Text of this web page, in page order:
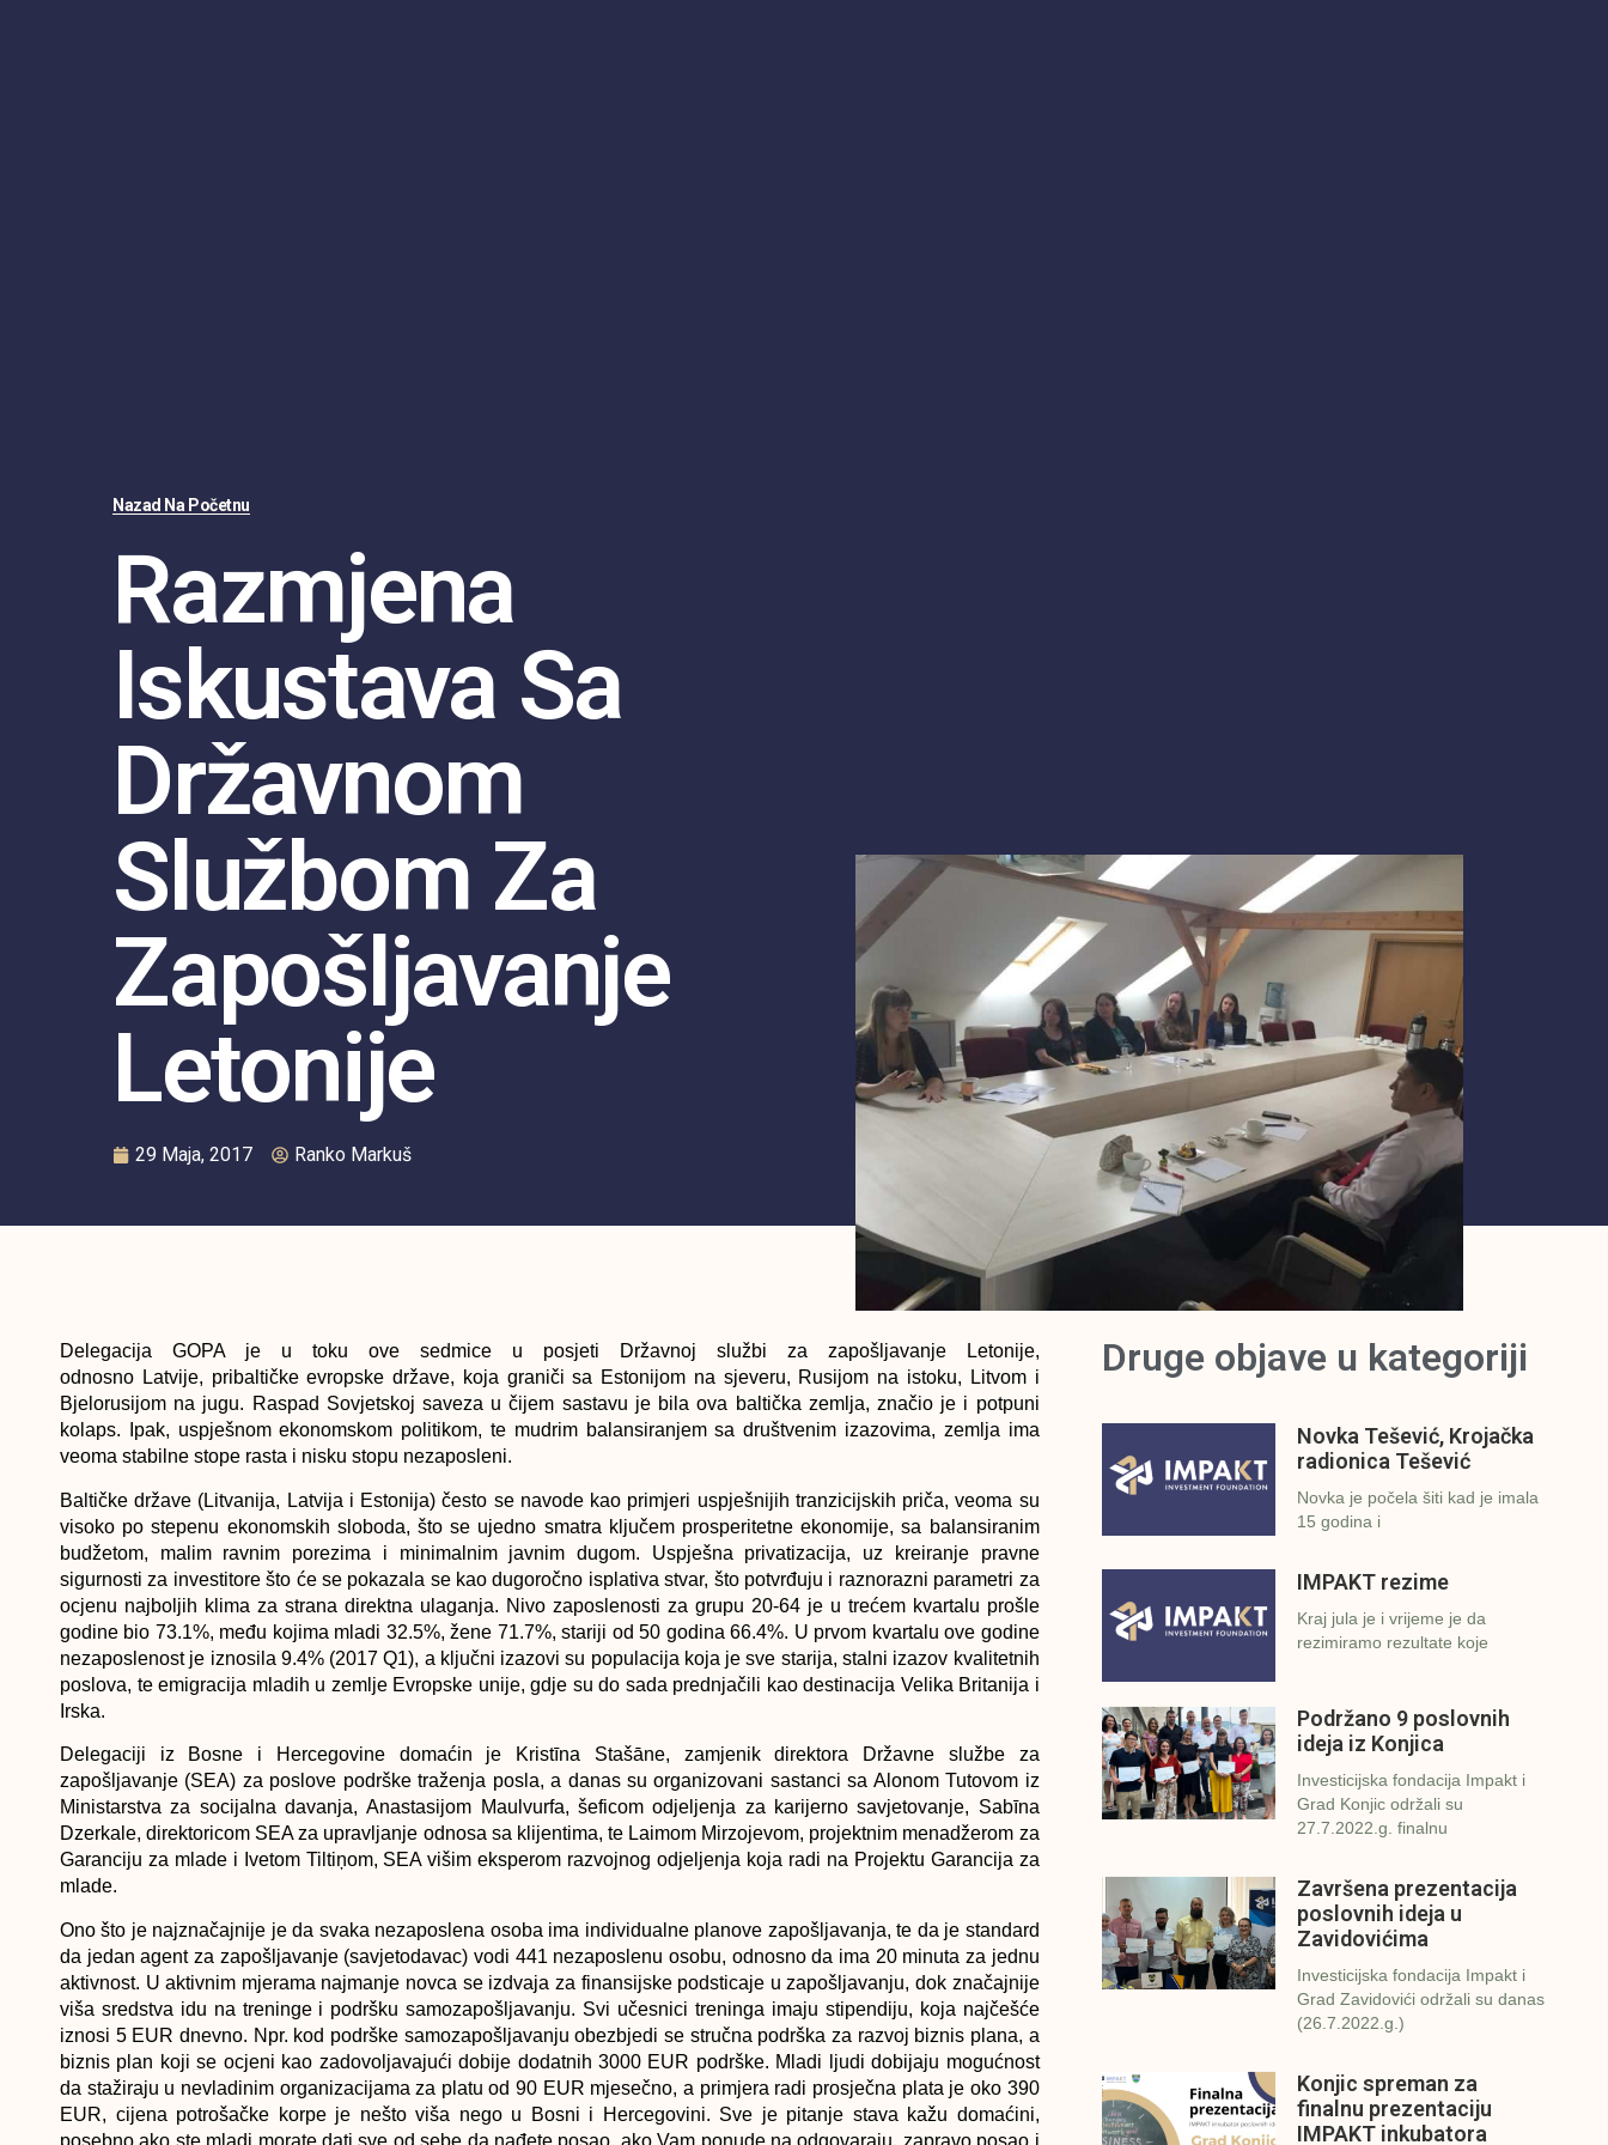
Nazad Na Početnu
Razmjena
Iskustava Sa
Državnom
Službom Za
Zapošljavanje
Letonije
29 Maja, 2017 Ranko Markuš
Delegacija GOPA je u toku ove sedmice u posjeti Državnoj službi za zapošljavanje Letonije,
odnosno Latvije, pribaltičke evropske države, koja graniči sa Estonijom na sjeveru, Rusijom na istoku, Litvom i
Bjelorusijom na jugu. Raspad Sovjetskoj saveza u čijem sastavu je bila ova baltička zemlja, značio je i potpuni
kolaps. Ipak, uspješnom ekonomskom politikom, te mudrim balansiranjem sa društvenim izazovima, zemlja ima
veoma stabilne stope rasta i nisku stopu nezaposleni.
Baltičke države (Litvanija, Latvija i Estonija) često se navode kao primjeri uspješnijih tranzicijskih priča, veoma su
visoko po stepenu ekonomskih sloboda, što se ujedno smatra ključem prosperitetne ekonomije, sa balansiranim
budžetom, malim ravnim porezima i minimalnim javnim dugom. Uspješna privatizacija, uz kreiranje pravne
sigurnosti za investitore što će se pokazala se kao dugoročno isplativa stvar, što potvrđuju i raznorazni parametri za
ocjenu najboljih klima za strana direktna ulaganja. Nivo zaposlenosti za grupu 20-64 je u trećem kvartalu prošle
godine bio 73.1%, među kojima mladi 32.5%, žene 71.7%, stariji od 50 godina 66.4%. U prvom kvartalu ove godine
nezaposlenost je iznosila 9.4% (2017 Q1), a ključni izazovi su populacija koja je sve starija, stalni izazov kvalitetnih
poslova, te emigracija mladih u zemlje Evropske unije, gdje su do sada prednjačili kao destinacija Velika Britanija i
Irska.
Delegaciji iz Bosne i Hercegovine domaćin je Kristīna Stašāne, zamjenik direktora Državne službe za
zapošljavanje (SEA) za poslove podrške traženja posla, a danas su organizovani sastanci sa Alonom Tutovom iz
Ministarstva za socijalna davanja, Anastasijom Maulvurfa, šeficom odjeljenja za karijerno savjetovanje, Sabīna
Dzerkale, direktoricom SEA za upravljanje odnosa sa klijentima, te Laimom Mirzojevom, projektnim menadžerom za
Garanciju za mlade i Ivetom Tiltiņom, SEA višim eksperom razvojnog odjeljenja koja radi na Projektu Garancija za
mlade.
Ono što je najznačajnije je da svaka nezaposlena osoba ima individualne planove zapošljavanja, te da je standard
da jedan agent za zapošljavanje (savjetodavac) vodi 441 nezaposlenu osobu, odnosno da ima 20 minuta za jednu
aktivnost. U aktivnim mjerama najmanje novca se izdvaja za finansijske podsticaje u zapošljavanju, dok značajnije
viša sredstva idu na treninge i podršku samozapošljavanju. Svi učesnici treninga imaju stipendiju, koja najčešće
iznosi 5 EUR dnevno. Npr. kod podrške samozapošljavanju obezbjedi se stručna podrška za razvoj biznis plana, a
biznis plan koji se ocjeni kao zadovoljavajući dobije dodatnih 3000 EUR podrške. Mladi ljudi dobijaju mogućnost
da stažiraju u nevladinim organizacijama za platu od 90 EUR mjesečno, a primjera radi prosječna plata je oko 390
EUR, cijena potrošačke korpe je nešto viša nego u Bosni i Hercegovini. Sve je pitanje stava kažu domaćini,
posebno ako ste mladi morate dati sve od sebe da nađete posao, ako Vam ponude na odgovaraju, zapravo posao i
Druge objave u kategoriji
Novka Tešević, Krojačka
radionica Tešević
Novka je počela šiti kad je imala
15 godina i
IMPAKT rezime
Kraj jula je i vrijeme je da
rezimiramo rezultate koje
Podržano 9 poslovnih
ideja iz Konjica
Investicijska fondacija Impakt i
Grad Konjic održali su
27.7.2022.g. finalnu
Završena prezentacija
poslovnih ideja u
Zavidovićima
Investicijska fondacija Impakt i
Grad Zavidovići održali su danas
(26.7.2022.g.)
Konjic spreman za
finalnu prezentaciju
IMPAKT inkubatora